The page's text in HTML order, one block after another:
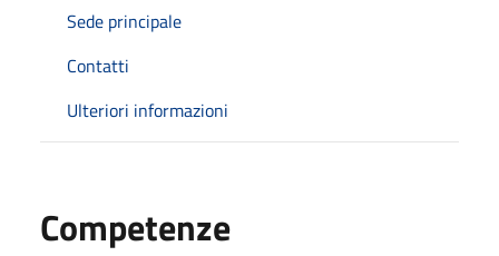
Sede principale
Contatti
Ulteriori informazioni
Competenze